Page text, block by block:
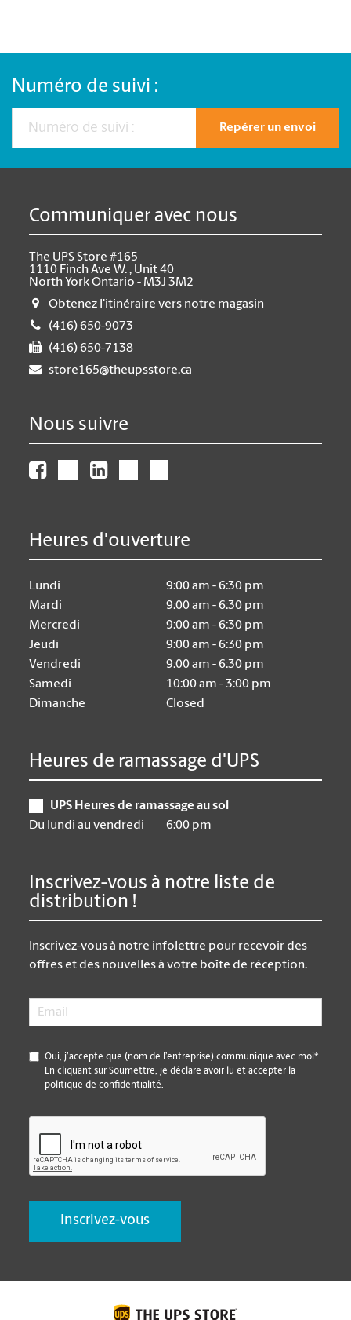
Numéro de suivi :
Repérer un envoi
Communiquer avec nous
The UPS Store #165
1110 Finch Ave W. , Unit 40
North York Ontario - M3J 3M2
Obtenez l'itinéraire vers notre magasin
(416) 650-9073
(416) 650-7138
store165@theupsstore.ca
Nous suivre
Heures d'ouverture
Lundi
9:00 am - 6:30 pm
Mardi
9:00 am - 6:30 pm
Mercredi
9:00 am - 6:30 pm
Jeudi
9:00 am - 6:30 pm
Vendredi
9:00 am - 6:30 pm
Samedi
10:00 am - 3:00 pm
Dimanche
Closed
Heures de ramassage d'UPS
UPS Heures de ramassage au sol
Du lundi au vendredi
6:00 pm
Inscrivez-vous à notre liste de
distribution !
Inscrivez-vous à notre infolettre pour recevoir des
offres et des nouvelles à votre boîte de réception.
Email
*
Oui, j’accepte que (nom de l’entreprise) communique avec moi*.
En cliquant sur Soumettre, je déclare avoir lu et accepter la
politique de confidentialité.